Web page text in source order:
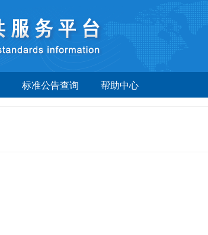
标准公告查询 帮助中心